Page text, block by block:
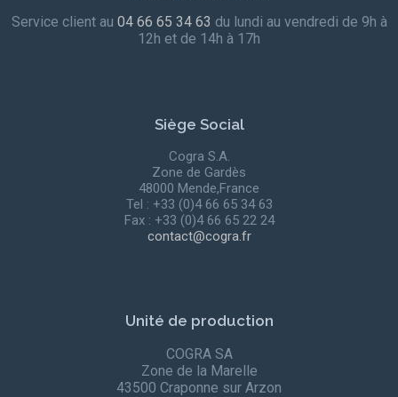
Service client au 04 66 65 34 63 du lundi au vendredi de 9h à
12h et de 14h à 17h
Siège Social
Cogra S.A.
Zone de Gardès
48000 Mende,France
Tel : +33 (0)4 66 65 34 63
Fax : +33 (0)4 66 65 22 24
contact@cogra.fr
Unité de production
COGRA SA
Zone de la Marelle
43500 Craponne sur Arzon